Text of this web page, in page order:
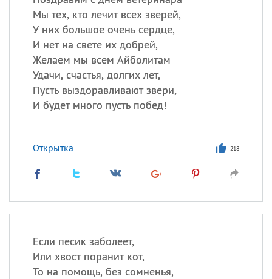
Мы тех, кто лечит всех зверей,
У них большое очень сердце,
И нет на свете их добрей,
Желаем мы всем Айболитам
Удачи, счастья, долгих лет,
Пусть выздоравливают звери,
И будет много пусть побед!
Открытка 218
Если песик заболеет,
Или хвост поранит кот,
То на помощь, без сомненья,